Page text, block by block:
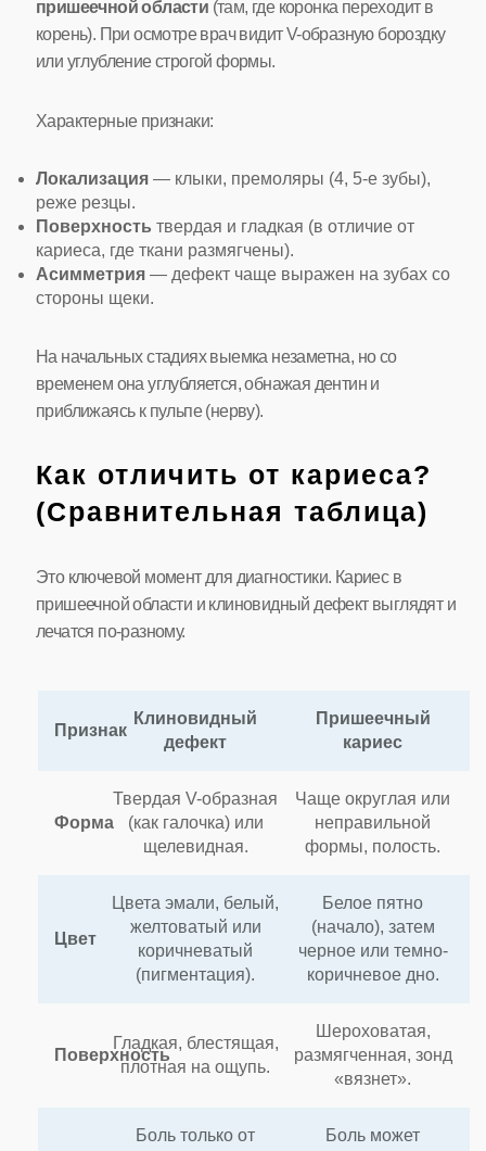
пришеечной области (там, где коронка переходит в
корень). При осмотре врач видит V-образную бороздку
или углубление строгой формы.
Характерные признаки:
Локализация — клыки, премоляры (4, 5-е зубы),
реже резцы.
Поверхность твердая и гладкая (в отличие от
кариеса, где ткани размягчены).
Асимметрия — дефект чаще выражен на зубах со
стороны щеки.
На начальных стадиях выемка незаметна, но со
временем она углубляется, обнажая дентин и
приближаясь к пульпе (нерву).
Как отличить от кариеса?
(Сравнительная таблица)
Это ключевой момент для диагностики. Кариес в
пришеечной области и клиновидный дефект выглядят и
лечатся по-разному.
Признак
Клиновидный
дефект
Пришеечный
кариес
Форма
Твердая V-образная
(как галочка) или
щелевидная.
Чаще округлая или
неправильной
формы, полость.
Цвет
Цвета эмали, белый,
желтоватый или
коричневатый
(пигментация).
Белое пятно
(начало), затем
черное или темно-
коричневое дно.
Поверхность
Гладкая, блестящая,
плотная на ощупь.
Шероховатая,
размягченная, зонд
«вязнет».
Боль только от
Боль может